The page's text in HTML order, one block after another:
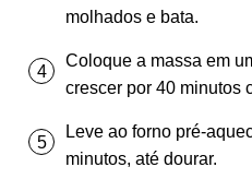
molhados e bata.
Coloque a massa em
crescer por 40 minutos
Leve ao forno pré-
minutos, até dourar.